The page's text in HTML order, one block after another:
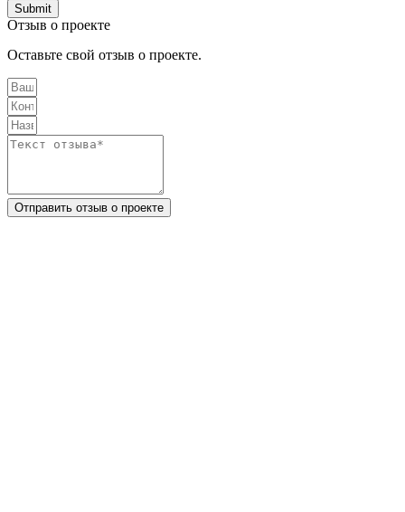
Submit
Отзыв о проекте
Оставьте свой отзыв о проекте.
Отправить отзыв о проекте